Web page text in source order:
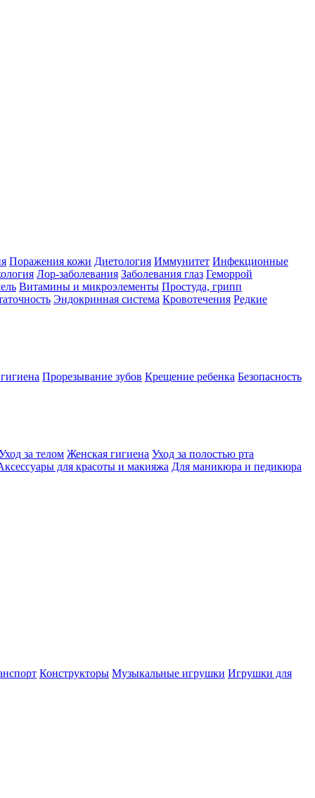
Поражения кожи Диетология Иммунитет Инфекционные
Лор-заболевания Заболевания глаз Геморрой
Витамины и микроэлементы Простуда, грипп
Эндокринная система Кровотечения Редкие
Прорезывание зубов Крещение ребенка Безопасность
за телом Женская гигиена Уход за полостью рта
для красоты и макияжа Для маникюра и педикюра
Конструкторы Музыкальные игрушки Игрушки для